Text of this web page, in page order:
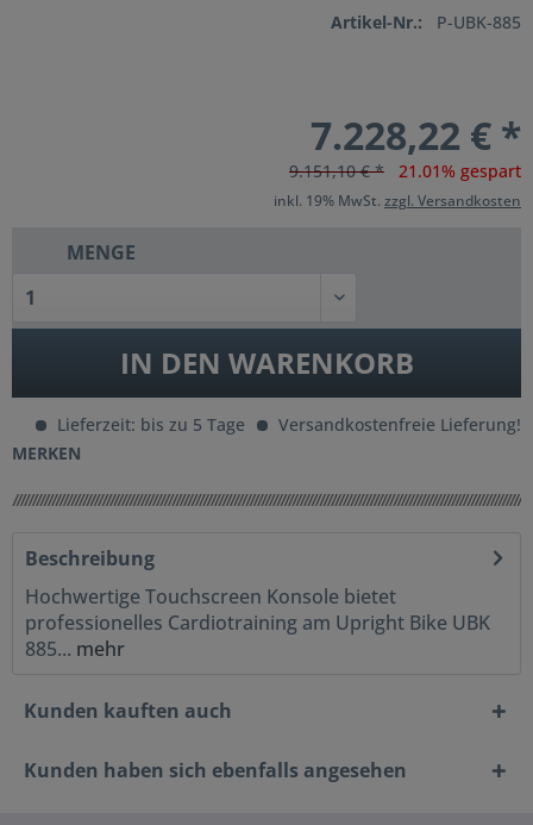
Artikel-Nr.: P-UBK-885
7.228,22 € *
9.151,10 € * 21.01% gespart
inkl. 19% MwSt. zzgl. Versandkosten
MENGE
IN DEN WARENKORB
Versandkostenfreie Lieferung!
Lieferzeit: bis zu 5 Tage
MERKEN
Beschreibung
Hochwertige Touchscreen Konsole bietet
professionelles Cardiotraining am Upright Bike UBK
885... mehr
Kunden kauften auch
Kunden haben sich ebenfalls angesehen